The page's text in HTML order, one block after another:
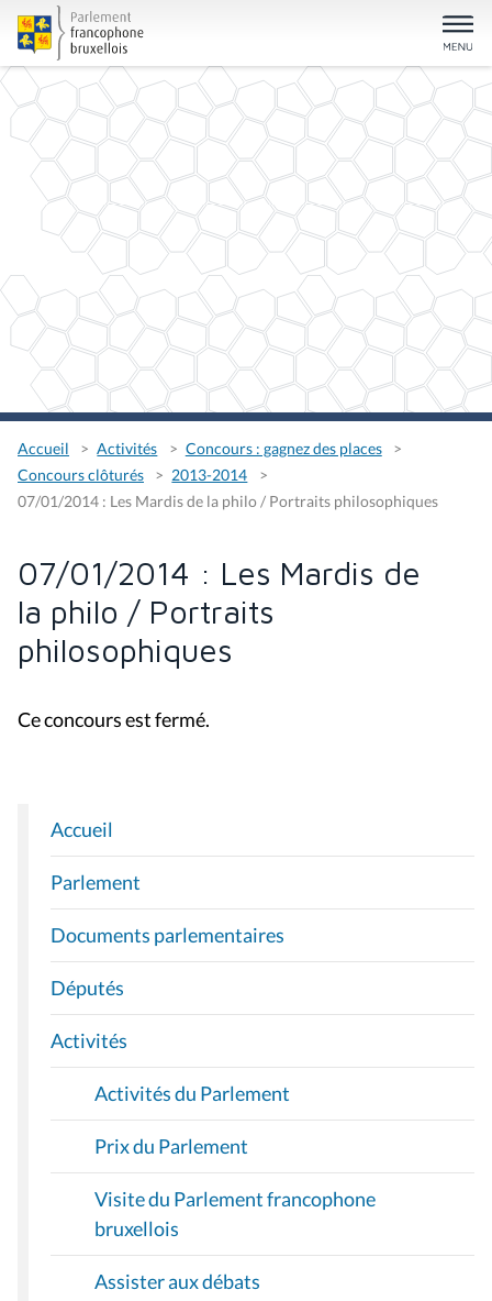
Accueil Activités
Concours : gagnez des places
Concours clôturés
2013-2014
07/01/2014 : Les Mardis de la philo / Portraits philosophiques
07/01/2014 : Les Mardis de
la philo / Portraits
philosophiques
Ce concours est fermé.
N
A
V
I
G
A
T
I
O
Accueil
Parlement
Documents parlementaires
Députés
Activités
Activités du Parlement
Prix du Parlement
Visite du Parlement francophone
bruxellois
Assister aux débats